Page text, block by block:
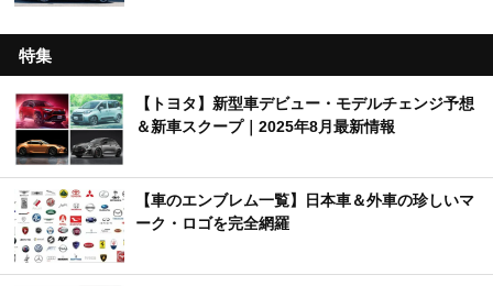
特集
【トヨタ】新型車デビュー・モデルチェンジ予想
＆新車スクープ｜2025年8月最新情報
【車のエンブレム一覧】日本車＆外車の珍しいマ
ーク・ロゴを完全網羅